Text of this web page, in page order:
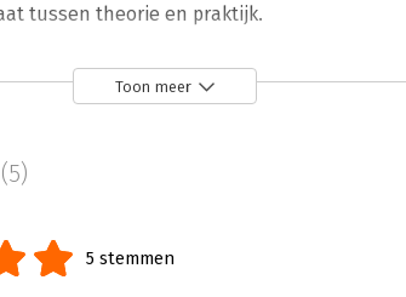
tussen theorie en praktijk.
Vreugdenhil | 12 mei 2025
zien hoe het onderwijs radicaal anders
In haar recensie bespreekt Hendrika
Toon meer
(5)
5 stemmen